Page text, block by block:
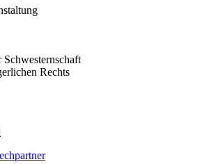
Rechts